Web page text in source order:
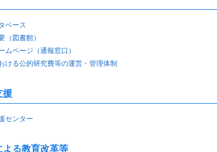
ベース
（図書館）
ムページ（通報窓口）
ける公的研究費等の運営・管理体制
援
センター
よる教育改革等